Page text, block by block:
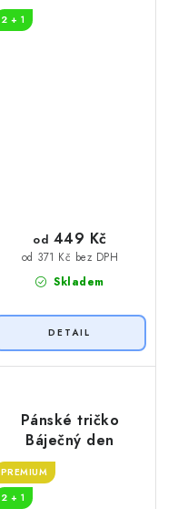
2 + 1
Skladem
od 371 Kč bez DPH
od 449 Kč
Pánské tričko
Báječný den
PREMIUM
2 + 1